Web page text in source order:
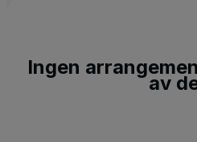
Ingen
av